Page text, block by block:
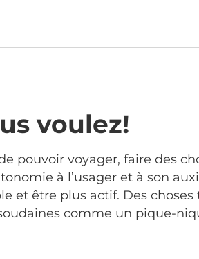
voulez!
pouvoir voyager, faire des
à l’usager et à son
et être plus actif. Des
comme un pique-